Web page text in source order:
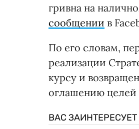
гривна на
сообщении в
По его словам,
реализации
курсу и
оглашению целей
ВАС ЗАИНТЕРЕСУЕТ